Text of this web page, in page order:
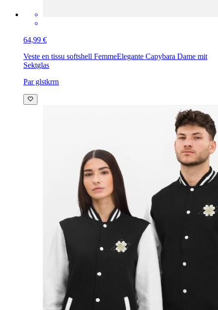
64,99 €
Veste en tissu softshell FemmeElegante Capybara Dame mit
Sektglas
Par glstkrrn